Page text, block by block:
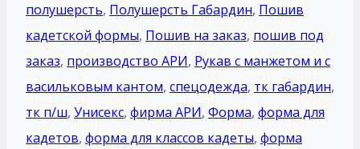
полушерсть, Полушерсть Габардин, Пошив
кадетской формы, Пошив на заказ, пошив под
заказ, производство АРИ, Рукав с манжетом и с
васильковым кантом, спецодежда, тк габардин,
тк п/ш, Унисекс, фирма АРИ, Форма, форма для
кадетов, форма для классов кадеты, форма